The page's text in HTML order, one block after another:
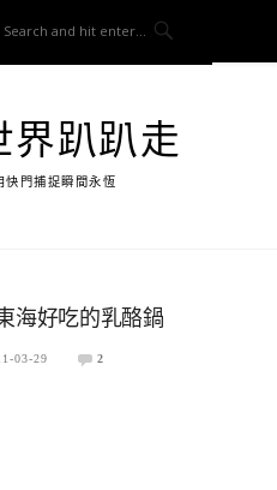
界趴趴走
快門捕捉瞬間永恆
海好吃的乳酪鍋
03-29 2